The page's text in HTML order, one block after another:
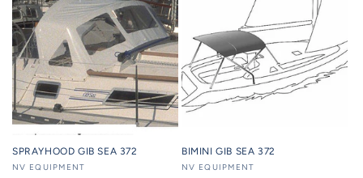
SPRAYHOOD GIB SEA 372
Säljare:
NV EQUIPMENT
BIMINI GIB SEA 372
Säljare:
NV EQUIPMENT